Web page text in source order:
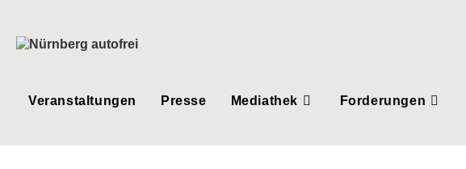
springen
Veranstaltungen Presse Mediathek Forderungen